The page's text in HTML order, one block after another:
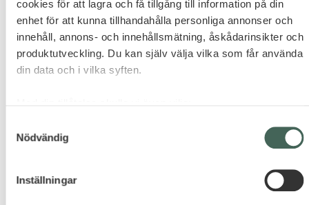
cookies för att lagra och få tillgång till information på din
enhet för att kunna tillhandahålla personliga annonser och
innehåll, annons- och innehållsmätning, åskådarinsikter och
produktutveckling. Du kan själv välja vilka som får använda
din data och i vilka syften.
kan ha en noggrannhet på upp till flera meter
Ta reda på mer om hur dina personliga uppgifter behandlas
Nödvändig
Inställningar